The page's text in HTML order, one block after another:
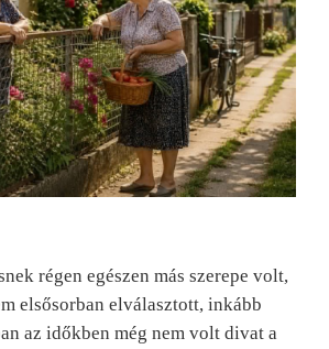
régen egészen más szerepe volt,
elsősorban elválasztott, inkább
az időkben még nem volt divat a